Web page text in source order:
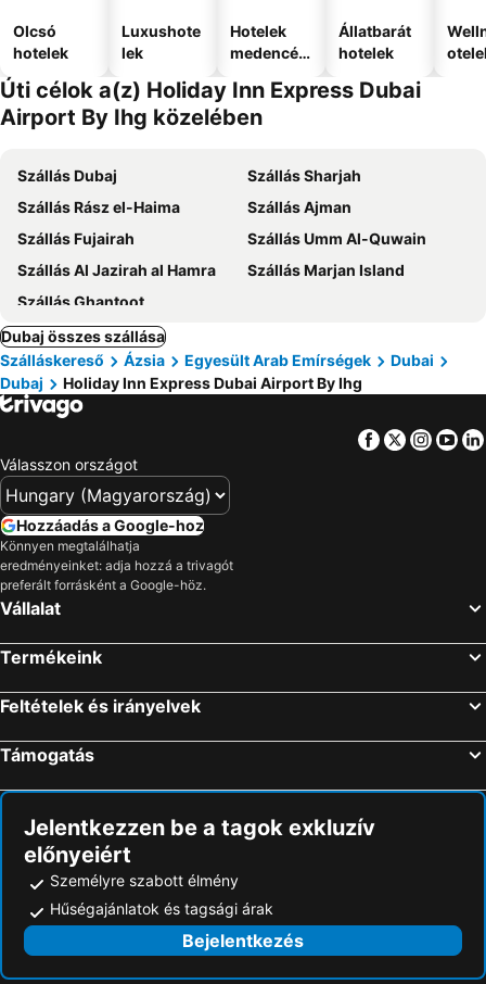
Olcsó
hotelek
Luxushote
lek
Hotelek
medencév
Állatbarát
hotelek
Úti célok a(z) Holiday Inn Express Dubai
Airport By Ihg közelében
Szállás Dubaj
Szállás Sharjah
Szállás Rász el-Haima
Szállás Ajman
Szállás Fujairah
Szállás Umm Al-Quwain
Szállás Al Jazirah al Hamra
Szállás Marjan Island
Szállás Ghantoot
Dubaj összes szállása
Szálláskereső
Ázsia Egyesült Arab Emírségek
Dubai
Dubaj
Holiday Inn Express Dubai Airport By Ihg
Facebook
Twitter
Válasszon országot
Hozzáadás a Google-hoz
Könnyen megtalálhatja
eredményeinket: adja hozzá a trivagót
preferált forrásként a Google-höz.
Vállalat
Termékeink
Feltételek és irányelvek
Támogatás
Jelentkezzen be a tagok exkluzív
előnyeiért
Személyre szabott élmény
Hűségajánlatok és tagsági árak
Bejelentkezés